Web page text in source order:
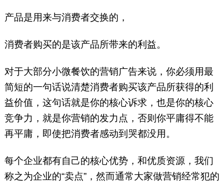
产品是用来与消费者交换的，
消费者购买的是该产品所带来的利益。
对于大部分小微餐饮的营销广告来说，你必须用最
简短的一句话说清楚消费者购买该产品所获得的利
益价值，这句话就是你的核心诉求，也是你的核心
竞争力，就是你营销的发力点，否则你平庸得不能
再平庸，即使把消费者感动到哭都没用。
每个企业都有自己的核心优势，和优质资源，我们
称之为企业的“卖点”，然而通常大家做营销经常犯的